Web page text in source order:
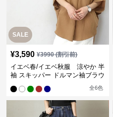
SALE
¥3,590 ¥3990(割引前)
イエベ春/イエベ秋服 涼やか 半
袖 スキッパー ドルマン袖ブラウ
全6色